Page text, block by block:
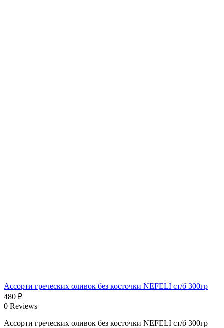
Ассорти греческих оливок без косточки NEFELI ст/б 300гр
480 ₽
0 Reviews
Ассорти греческих оливок без косточки NEFELI ст/б 300гр